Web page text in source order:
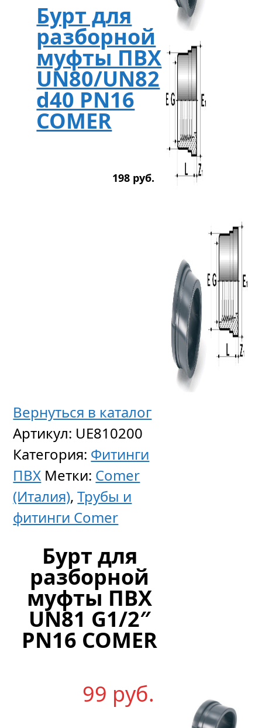
Вернуться в каталог
Артикул: UE810200
Категория: Фитинги
ПВХ Метки: Comer
(Италия),Трубы и
фитинги Comer
Бурт для
разборной
муфты ПВХ
UN81 G1/2″
PN16 COMER
99 руб.
Бурт для
разборной
муфты ПВХ
UN80/UN82
d40 PN16
COMER
198 руб.
Бурт
для